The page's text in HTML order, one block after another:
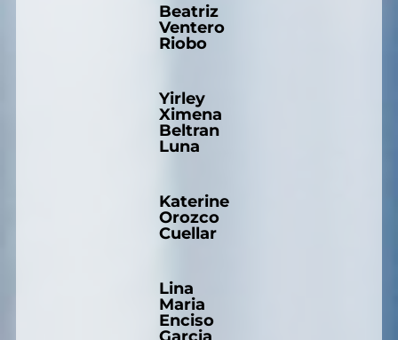
Beatriz
Ventero
Riobo
Yirley
Ximena
Beltran
Luna
Katerine
Orozco
Cuellar
Lina
Maria
Enciso